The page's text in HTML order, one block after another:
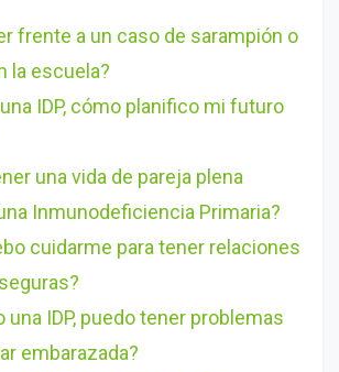
frente a un caso de sarampión o
la escuela?
IDP, cómo planifico mi futuro
una vida de pareja plena
Inmunodeficiencia Primaria?
cuidarme para tener relaciones
una IDP, puedo tener problemas
embarazada?